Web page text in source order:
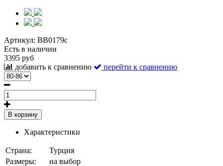
Артикул: BB0179с
Есть в наличии
3395 руб
добавить к сравнению
перейти к сравнению
В корзину
Характеристики
Страна:
Турция
Размеры:
на выбор